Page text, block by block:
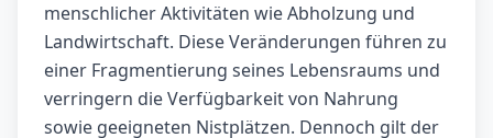
menschlicher Aktivitäten wie Abholzung und
Landwirtschaft. Diese Veränderungen führen zu
einer Fragmentierung seines Lebensraums und
verringern die Verfügbarkeit von Nahrung
sowie geeigneten Nistplätzen. Dennoch gilt der